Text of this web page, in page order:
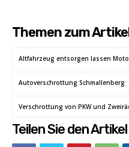
Themen zum
Altfahrzeug entsorgen lassen
Autoverschrottung Schmallenberg
Verschrottung von PKW und
Teilen Sie den Artikel